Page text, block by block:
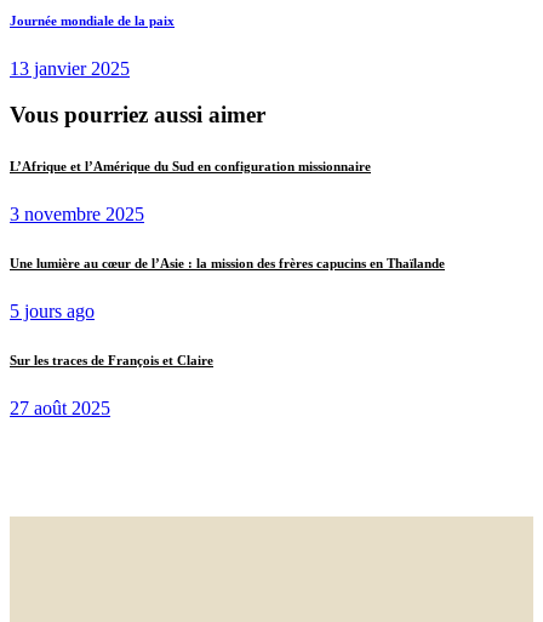
Journée mondiale de la paix
13 janvier 2025
Vous pourriez aussi aimer
L’Afrique et l’Amérique du Sud en configuration missionnaire
3 novembre 2025
Une lumière au cœur de l’Asie : la mission des frères capucins en Thaïlande
5 jours ago
Sur les traces de François et Claire
27 août 2025